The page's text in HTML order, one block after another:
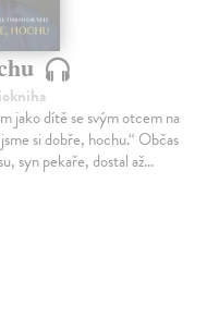
jako dítě se svým otcem na
si dobře, hochu.“ Občas
syn pekaře, dostal až…